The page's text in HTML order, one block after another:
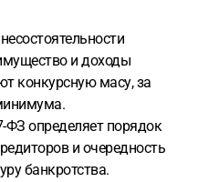
и доходы
конкурсную масу, за
определяет порядок
и очередность
банкротства.